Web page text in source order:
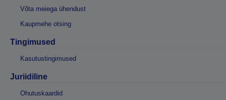
Võta meiega ühendust
Kaupmehe otsing
Tingimused
Kasutustingimused
Juriidiline
Ohutuskaardid